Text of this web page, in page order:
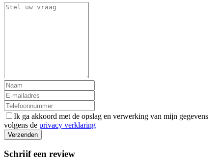
Ik ga akkoord met de opslag en verwerking van mijn gegevens
volgens de privacy verklaring
Verzenden
Schrijf een review